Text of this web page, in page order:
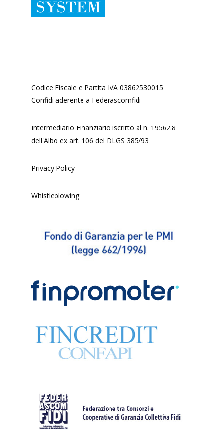
Codice Fiscale e Partita IVA 03862530015
Confidi aderente a Federascomfidi
Intermediario Finanziario iscritto al n. 19562.8
dell'Albo ex art. 106 del DLGS 385/93
Privacy Policy
Whistleblowing